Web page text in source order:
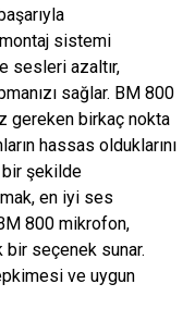
montaj sistemi
sesleri azaltır,
sağlar. BM 800
gereken birkaç nokta
hassas olduklarını
bir şekilde
en iyi ses
800 mikrofon,
seçenek sunar.
ve uygun